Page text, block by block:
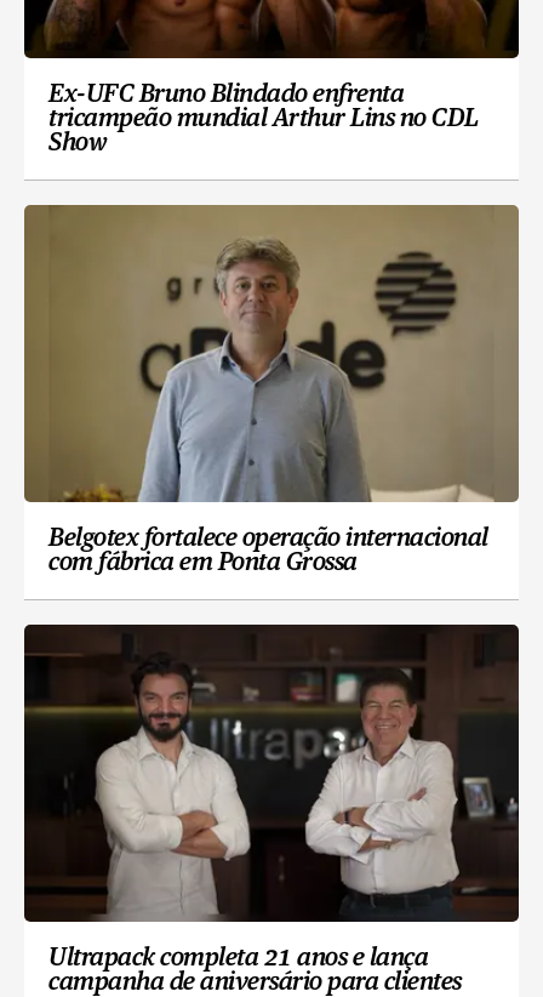
Ex-UFC Bruno Blindado enfrenta
tricampeão mundial Arthur Lins no CDL
Show
Belgotex fortalece operação internacional
com fábrica em Ponta Grossa
Ultrapack completa 21 anos e lança
campanha de aniversário para clientes